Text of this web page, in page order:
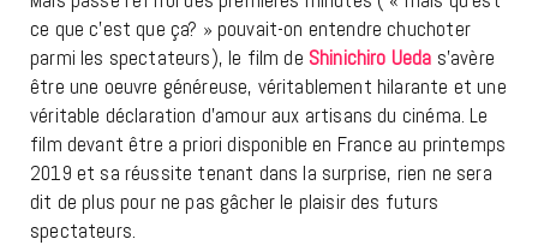
ce que c’est que ça? » pouvait-on entendre chuchoter
parmi les spectateurs), le film de Shinichiro Ueda s’avère
être une oeuvre généreuse, véritablement hilarante et une
véritable déclaration d’amour aux artisans du cinéma. Le
film devant être a priori disponible en France au printemps
2019 et sa réussite tenant dans la surprise, rien ne sera
dit de plus pour ne pas gâcher le plaisir des futurs
spectateurs.